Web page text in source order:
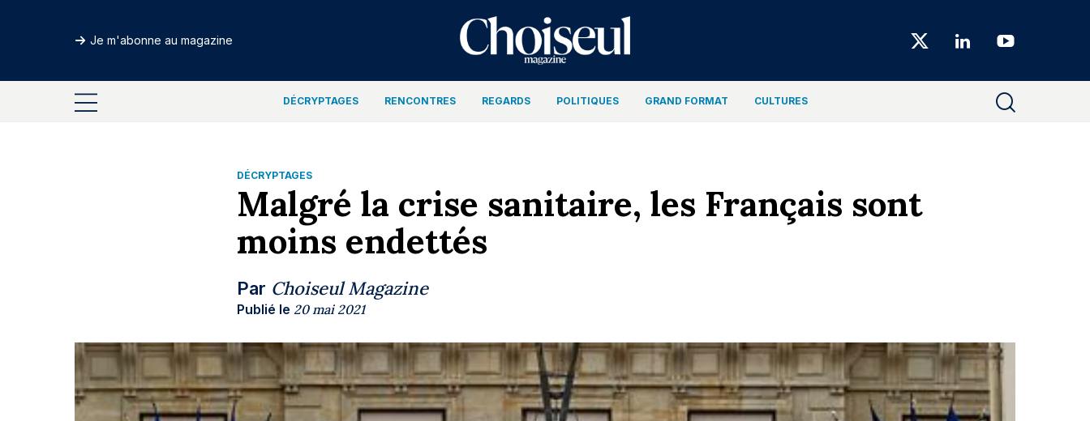
Je m'abonne au magazine Choiseul
Magazine
DÉCRYPTAGES RENCONTRES REGARDS POLITIQUES GRAND FORMAT CULTURES
DÉCRYPTAGES
Malgré la crise sanitaire, les Français sont
moins endettés
Par Choiseul Magazine
Publié le 20 mai 2021